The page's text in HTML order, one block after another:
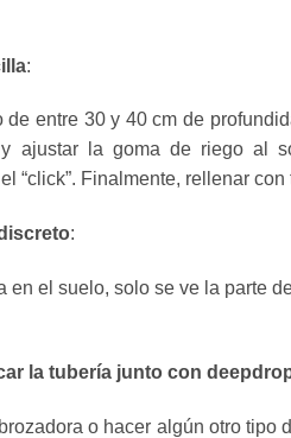
:
de entre 30 y 40 cm de
ajustar la goma de riego al
“click”. Finalmente, rellenar
:
en el suelo, solo se ve la parte
la tubería junto con
o hacer algún otro tipo